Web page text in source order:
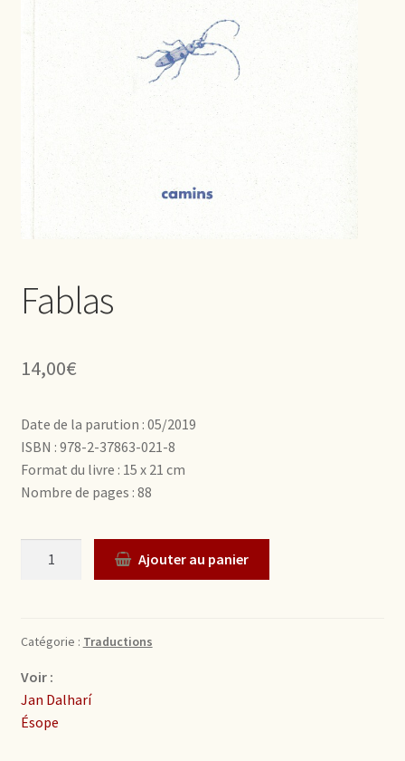
Fablas
14,00€
Date de la parution : 05/2019
ISBN : 978-2-37863-021-8
Format du livre : 15 x 21 cm
Nombre de pages : 88
Quantité Ajouter au panier
Catégorie : Traductions
Voir :
Jan Dalharí
Ésope